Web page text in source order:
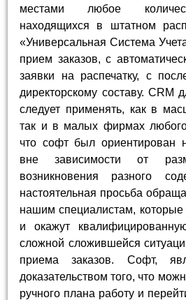
местами любое
находящихся в штатном
«Универсальная Система
прием заказов, с
заявки на распечатку, с
директорскому составу. CRM
следует применять, как в
так и в малых фирмах
что софт был ориентирован
вне зависимости от
возникновения разного
настоятельная просьба
нашим специалистам, которые
и окажут
сложной сложившейся
приема заказов. Софт,
доказательством того, что
ручного плана работу и